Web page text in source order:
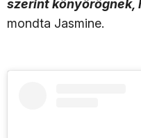
szerint könyörögnek,
mondta Jasmine.